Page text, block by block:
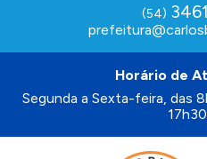
(54)
Horário de
Segunda a Sexta-feira, das